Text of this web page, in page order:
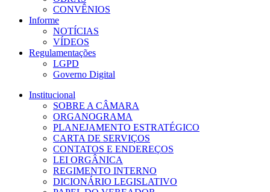
CONVÊNIOS
Informe
NOTÍCIAS
VÍDEOS
Regulamentações
LGPD
Governo Digital
Institucional
SOBRE A CÂMARA
ORGANOGRAMA
PLANEJAMENTO ESTRATÉGICO
CARTA DE SERVIÇOS
CONTATOS E ENDEREÇOS
LEI ORGÂNICA
REGIMENTO INTERNO
DICIONÁRIO LEGISLATIVO